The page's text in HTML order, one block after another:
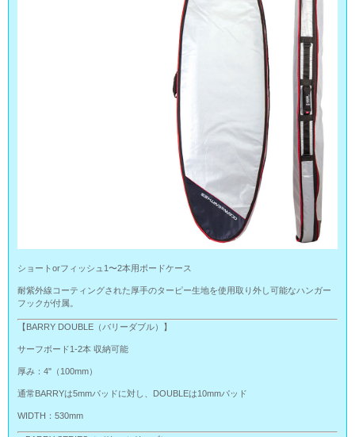
ショートorフィッシュ1〜2本用ボードケース
耐紫外線コーティングされた厚手のターピー生地を使用取り外し可能なハンガー
フックが付属。
【BARRY DOUBLE（バリーダブル）】
サーフボード1-2本 収納可能
厚み：4"（100mm）
通常BARRYは5mmパッドに対し、DOUBLEは10mmパッド
WIDTH：530mm